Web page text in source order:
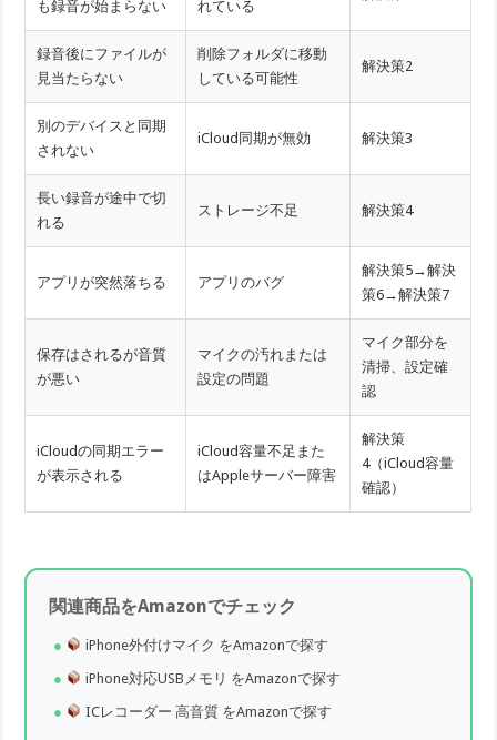
も録音が始まらない れている
録音後にファイルが
見当たらない
削除フォルダに移動
している可能性
解決策2
別のデバイスと同期
されない
iCloud同期が無効 解決策3
長い録音が途中で切
れる
ストレージ不足 解決策4
アプリが突然落ちる アプリのバグ
解決策5→解決
策6→解決策7
保存はされるが音質
が悪い
マイクの汚れまたは
設定の問題
マイク部分を
清掃、設定確
認
iCloudの同期エラー
が表示される
iCloud容量不足また
はAppleサーバー障害
解決策
4（iCloud容量
確認）
関連商品をAmazonでチェック
iPhone外付けマイク をAmazonで探す
iPhone対応USBメモリ をAmazonで探す
ICレコーダー 高音質 をAmazonで探す